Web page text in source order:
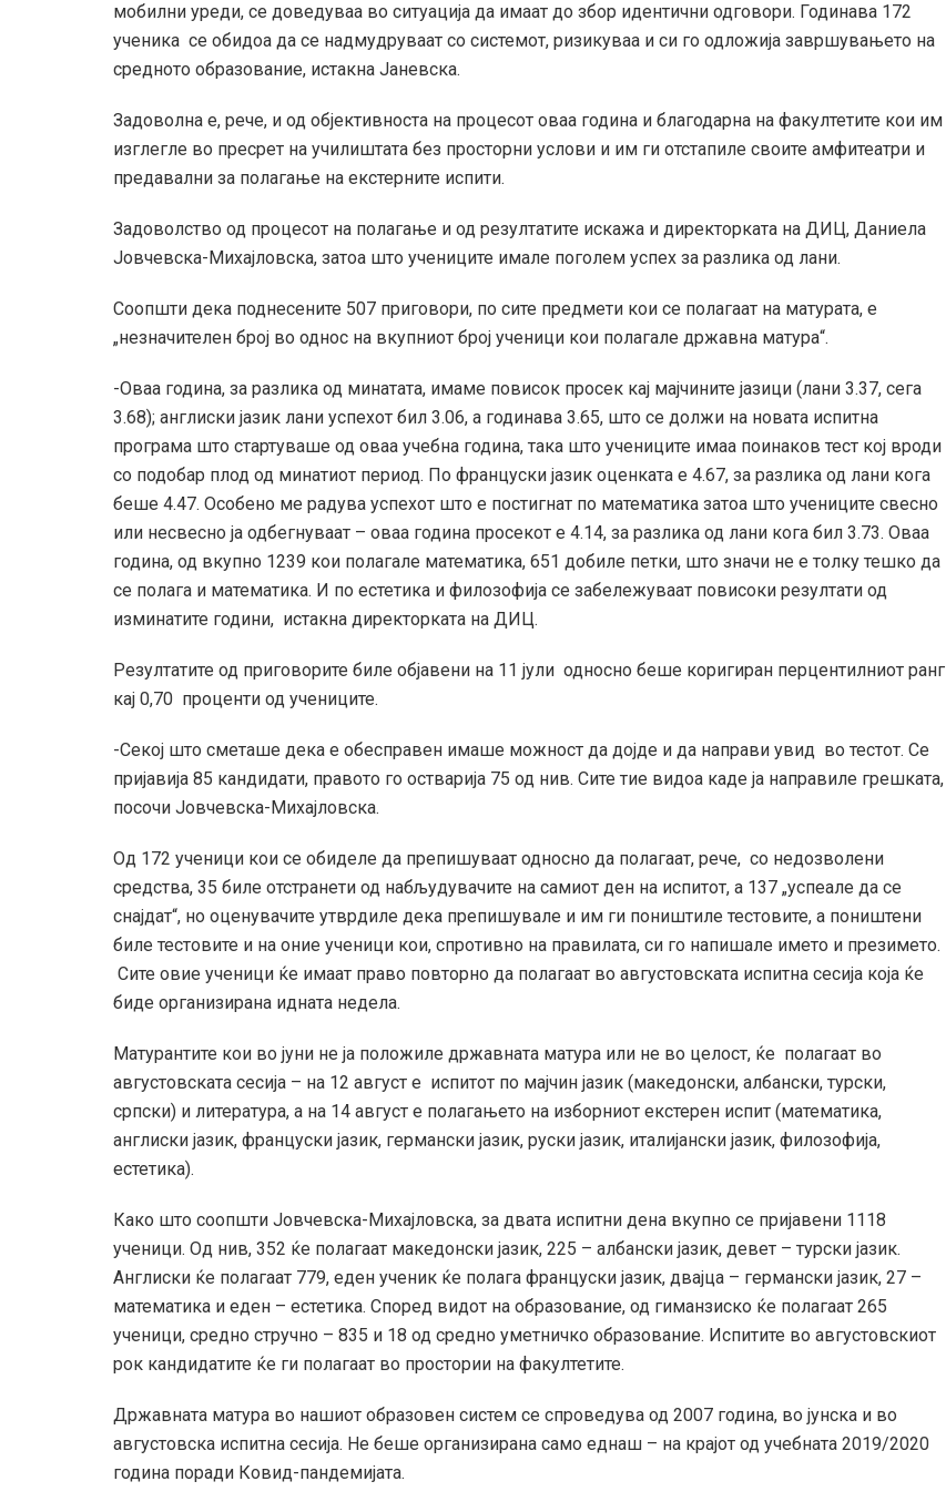
мобилни уреди, се доведуваа во ситуација да имаат до збор идентични одговори. Годинава 172
ученика се обидоа да се надмудруваат со системот, ризикуваа и си го одложија завршувањето на
средното образование, истакна Јаневска.
Задоволна е, рече, и од објективноста на процесот оваа година и благодарна на факултетите кои им
изглегле во пресрет на училиштата без просторни услови и им ги отстапиле своите амфитеатри и
предавални за полагање на екстерните испити.
Задоволство од процесот на полагање и од резултатите искажа и директорката на ДИЦ, Даниела
Јовчевска-Михајловска, затоа што учениците имале поголем успех за разлика од лани.
Соопшти дека поднесените 507 приговори, по сите предмети кои се полагаат на матурата, е
„незначителен број во однос на вкупниот број ученици кои полагале државна матура“.
-Оваа година, за разлика од минатата, имаме повисок просек кај мајчините јазици (лани 3.37, сега
3.68); англиски јазик лани успехот бил 3.06, а годинава 3.65, што се должи на новата испитна
програма што стартуваше од оваа учебна година, така што учениците имаа поинаков тест кој вроди
со подобар плод од минатиот период. По француски јазик оценката е 4.67, за разлика од лани кога
беше 4.47. Особено ме радува успехот што е постигнат по математика затоа што учениците свесно
или несвесно ја одбегнуваат – оваа година просекот е 4.14, за разлика од лани кога бил 3.73. Оваа
година, од вкупно 1239 кои полагале математика, 651 добиле петки, што значи не е толку тешко да
се полага и математика. И по естетика и филозофија се забележуваат повисоки резултати од
изминатите години, истакна директорката на ДИЦ.
Резултатите од приговорите биле објавени на 11 јули односно беше коригиран перцентилниот ранг
кај 0,70 проценти од учениците.
-Секој што сметаше дека е обесправен имаше можност да дојде и да направи увид во тестот. Се
пријавија 85 кандидати, правото го остварија 75 од нив. Сите тие видоа каде ја направиле грешката,
посочи Јовчевска-Михајловска.
Од 172 ученици кои се обиделе да препишуваат односно да полагаат, рече, со недозволени
средства, 35 биле отстранети од набљудувачите на самиот ден на испитот, а 137 „успеале да се
снајдат“, но оценувачите утврдиле дека препишувале и им ги поништиле тестовите, а поништени
биле тестовите и на оние ученици кои, спротивно на правилата, си го напишале името и презимето.
Сите овие ученици ќе имаат право повторно да полагаат во августовската испитна сесија која ќе
биде организирана идната недела.
Матурантите кои во јуни не ја положиле државната матура или не во целост, ќе полагаат во
августовската сесија – на 12 август е испитот по мајчин јазик (македонски, албански, турски,
српски) и литература, а на 14 август е полагањето на изборниот екстерен испит (математика,
англиски јазик, француски јазик, германски јазик, руски јазик, италијански јазик, филозофија,
естетика).
Како што соопшти Јовчевска-Михајловска, за двата испитни дена вкупно се пријавени 1118
ученици. Од нив, 352 ќе полагаат македонски јазик, 225 – албански јазик, девет – турски јазик.
Англиски ќе полагаат 779, еден ученик ќе полага француски јазик, двајца – германски јазик, 27 –
математика и еден – естетика. Според видот на образование, од гиманзиско ќе полагаат 265
ученици, средно стручно – 835 и 18 од средно уметничко образование. Испитите во августовскиот
рок кандидатите ќе ги полагаат во простории на факултетите.
Државната матура во нашиот образовен систем се спроведува од 2007 година, во јунска и во
августовска испитна сесија. Не беше организирана само еднаш – на крајот од учебната 2019/2020
година поради Ковид-пандемијата.